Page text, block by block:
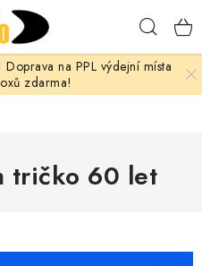
Doprava na PPL výdejní místa
zdarma!
tričko 60 let